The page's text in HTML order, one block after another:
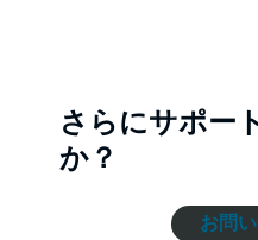
さらにサポー
か？
お問